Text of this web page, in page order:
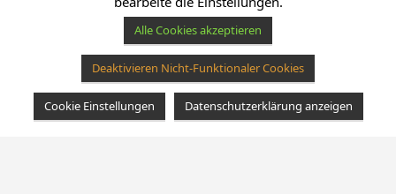
Alle Cookies akzeptieren
Deaktivieren Nicht-Funktionaler Cookies
Cookie Einstellungen Datenschutzerklärung anzeigen